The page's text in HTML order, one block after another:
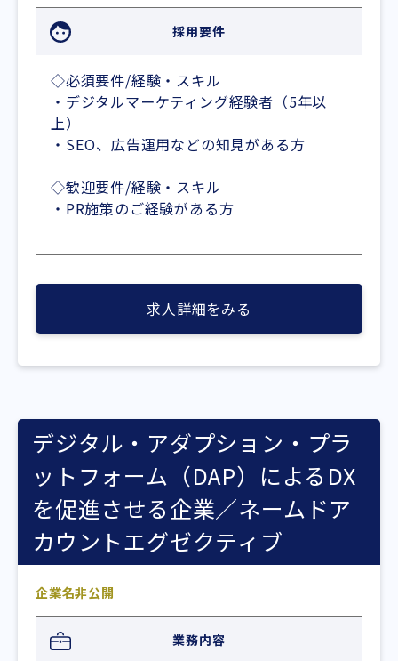
採用要件
◇必須要件/経験・スキル
・デジタルマーケティング経験者（5年以
上）
・SEO、広告運用などの知見がある方
◇歓迎要件/経験・スキル
・PR施策のご経験がある方
求人詳細をみる
デジタル・アダプション・プラ
ットフォーム（DAP）によるDX
を促進させる企業／ネームドア
カウントエグゼクティブ
企業名非公開
業務内容